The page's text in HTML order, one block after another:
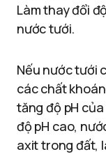
Làm thay đổi
nước tưới.
Nếu nước tưới
các chất
tăng độ pH
độ pH cao,
axit trong đất,